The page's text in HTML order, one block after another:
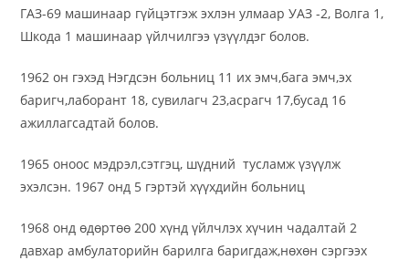
ГАЗ-69 машинаар гүйцэтгэж эхлэн улмаар УАЗ -2, Волга 1,
Шкода 1 машинаар үйлчилгээ үзүүлдэг болов.
1962 он гэхэд Нэгдсэн больниц 11 их эмч,бага эмч,эх
баригч,лаборант 18, сувилагч 23,асрагч 17,бусад 16
ажиллагсадтай болов.
1965 оноос мэдрэл,сэтгэц, шүдний тусламж үзүүлж
эхэлсэн. 1967 онд 5 гэртэй хүүхдийн больниц
1968 онд өдөртөө 200 хүнд үйлчлэх хүчин чадалтай 2
давхар амбулаторийн барилга баригдаж,нөхөн сэргээх